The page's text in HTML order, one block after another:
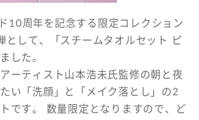
10周年を記念する限定コレクション
として、「スチームタオルセット ピ
した。
ーティスト山本浩未氏監修の朝と夜
い「洗顔」と「メイク落とし」の2
です。 数量限定となりますので、ど